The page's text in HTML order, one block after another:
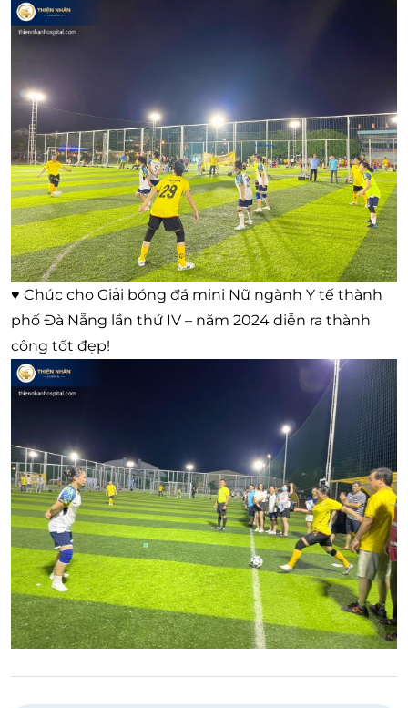
♥ Chúc cho Giải bóng đá mini Nữ ngành Y tế thành
phố Đà Nẵng lần thứ IV – năm 2024 diễn ra thành
công tốt đẹp!